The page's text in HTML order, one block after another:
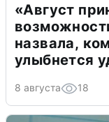
«Август
назвала,
улыбнется
8 августа 18